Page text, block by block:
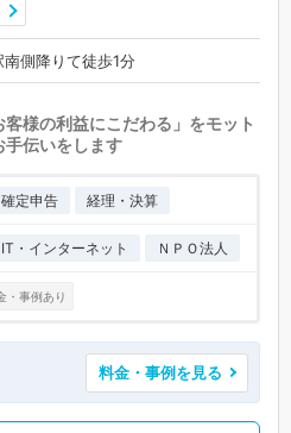
南側降りて徒歩1分
客様の利益にこだわる」をモット
手伝いをします
確定申告 経理・決算
IT・インターネット ＮＰＯ法人
・事例あり
料金・事例を見る